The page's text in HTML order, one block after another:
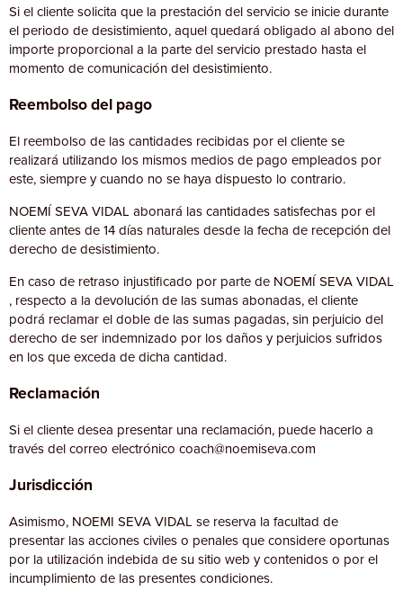
Si el cliente solicita que la prestación del servicio se inicie durante
el periodo de desistimiento, aquel quedará obligado al abono del
importe proporcional a la parte del servicio prestado hasta el
momento de comunicación del desistimiento.
Reembolso del pago
El reembolso de las cantidades recibidas por el cliente se
realizará utilizando los mismos medios de pago empleados por
este, siempre y cuando no se haya dispuesto lo contrario.
NOEMÍ SEVA VIDAL abonará las cantidades satisfechas por el
cliente antes de 14 días naturales desde la fecha de recepción del
derecho de desistimiento.
En caso de retraso injustificado por parte de NOEMÍ SEVA VIDAL
, respecto a la devolución de las sumas abonadas, el cliente
podrá reclamar el doble de las sumas pagadas, sin perjuicio del
derecho de ser indemnizado por los daños y perjuicios sufridos
en los que exceda de dicha cantidad.
Reclamación
Si el cliente desea presentar una reclamación, puede hacerlo a
través del correo electrónico coach@noemiseva.com
Jurisdicción
Asimismo, NOEMI SEVA VIDAL se reserva la facultad de
presentar las acciones civiles o penales que considere oportunas
por la utilización indebida de su sitio web y contenidos o por el
incumplimiento de las presentes condiciones.